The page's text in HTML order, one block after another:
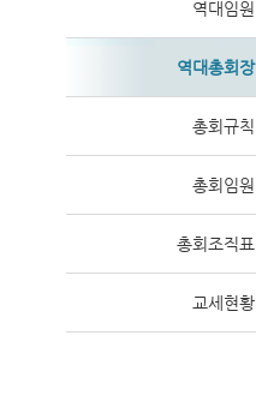
역대임원
역대총회장
총회규칙
총회임원
총회조직표
교세현황